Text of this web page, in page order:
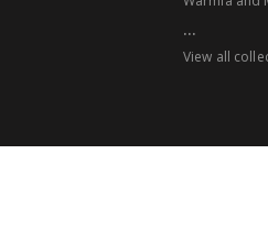
...
View all